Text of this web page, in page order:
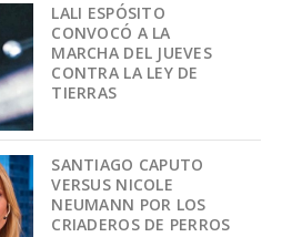
LALI ESPÓSITO
CONVOCÓ A LA
MARCHA DEL JUEVES
CONTRA LA LEY DE
TIERRAS
SANTIAGO CAPUTO
VERSUS NICOLE
NEUMANN POR LOS
CRIADEROS DE PERROS